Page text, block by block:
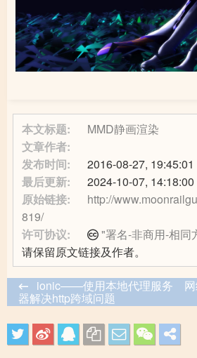
本文标题:
MMD静画渲染
文章作者:
发布时间:
2016-08-27, 19:45:01
最后更新:
2024-10-07, 14:18:00
原始链接:
http://
819/
许可协议:
"署名-非商用-相同
请保留原文链接及作者。
ionic——使用本地代理服务
器解决http跨域问题